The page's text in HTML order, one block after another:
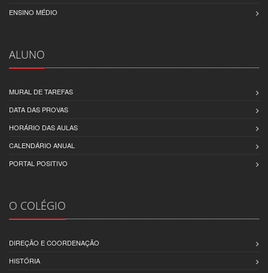
ENSINO MÉDIO
ALUNO
MURAL DE TAREFAS
DATA DAS PROVAS
HORÁRIO DAS AULAS
CALENDÁRIO ANUAL
PORTAL POSITIVO
O COLÉGIO
DIREÇÃO E COORDENAÇÃO
HISTÓRIA